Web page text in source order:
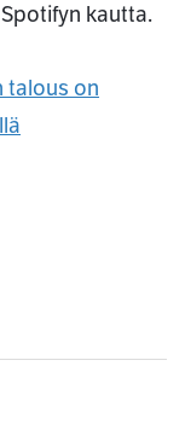
kautta.
talous on